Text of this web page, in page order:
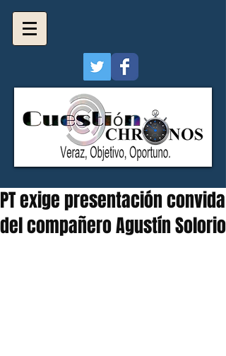
PT exige presentación convida
del compañero Agustín Solorio